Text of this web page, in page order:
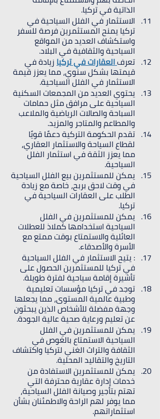
الذاتية في تركيا.
الاستثمار في الفلل السياحية في
تركيا يمنح المستثمرين فرصة للسفر
واستكشاف العديد من المواقع
السياحية والثقافية في البلاد.
تعرف العقارات في تركيا زيادة في
قيمتها بشكل سنوي، مما يعزز قيمة
الاستثمار في الفلل السياحية.
يحتوي العديد من المجمعات السكنية
السياحية على مرافق مثل حمامات
السباحة والصالات الرياضية والملاعب
والمطاعم والمتاجر والمزيد.
تقدم الحكومة التركية دعمًا قويًا
لقطاع السياحة والاستثمار العقاري،
مما يعزز الثقة في استثمار الفلل
السياحية.
يمكن للمستثمرين بيع الفلل السياحية
في وقت لاحق بربح، خاصة مع زيادة
الطلب على العقارات السياحية في
تركيا.
يمكن للمستثمرين في الفلل
السياحية استخدامها كملاذ للعطلات
العائلية والاستمتاع بوقت ممتع مع
الأسرة والأصدقاء.
: يتيح الاستثمار في الفلل السياحية
في تركيا للمستثمرين الحصول على
تأشيرة إقامة سياحية لفترة طويلة.
توجد في تركيا مؤسسات تعليمية
وطبية عالمية المستوى، مما يجعلها
وجهة مفضلة للأشخاص الذين يبحثون
عن تعليم ورعاية صحية عالية الجودة.
يمكن للمستثمرين في الفلل
السياحية الاستمتاع بالغوص في
الثقافة والتراث الغني لتركيا واكتشاف
التاريخ والتقاليد المحلية.
يمكن للمستثمرين الاستفادة من
خدمات إدارة عقارية محترفة التي
تهتم بتأجير وصيانة الفلل السياحية،
مما يوفر لهم الراحة والاطمئنان بشأن
استثماراتهم.